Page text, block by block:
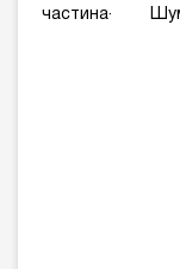
частина· Шумо